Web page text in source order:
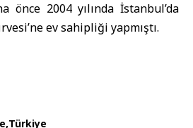
önce 2004 yılında İstanbul’da
ev sahipliği yapmıştı.
Türkiye